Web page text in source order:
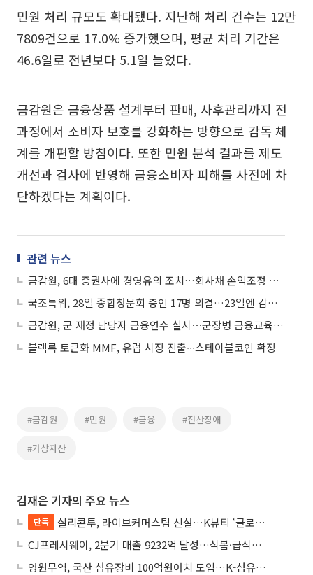
민원 처리 규모도 확대됐다. 지난해 처리 건수는 12만
7809건으로 17.0% 증가했으며, 평균 처리 기간은
46.6일로 전년보다 5.1일 늘었다.
금감원은 금융상품 설계부터 판매, 사후관리까지 전
과정에서 소비자 보호를 강화하는 방향으로 감독 체
계를 개편할 방침이다. 또한 민원 분석 결과를 제도
개선과 검사에 반영해 금융소비자 피해를 사전에 차
단하겠다는 계획이다.
관련 뉴스
금감원, 6대 증권사에 경영유의 조치…회사채 손익조정 관행 제동
국조특위, 28일 종합청문회 증인 17명 의결…23일엔 감사원·금감원 현장조사
금감원, 군 재정 담당자 금융연수 실시⋯군장병 금융교육 강화
블랙록 토큰화 MMF, 유럽 시장 진출∙∙∙스테이블코인 확장
#금감원 #민원 #금융 #전산장애
#가상자산
김재은 기자의 주요 뉴스
단독
실리콘투, 라이브커머스팀 신설…K뷰티 ‘글로벌 라방 판매’ 확대
CJ프레시웨이, 2분기 매출 9232억 달성…식봄·급식사업 성장
영원무역, 국산 섬유장비 100억원어치 도입…K-섬유 상생 강화